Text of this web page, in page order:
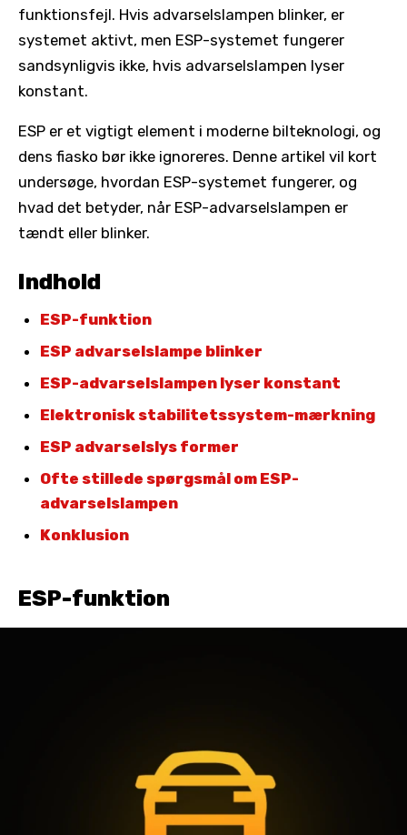
funktionsfejl. Hvis advarselslampen blinker, er
systemet aktivt, men ESP-systemet fungerer
sandsynligvis ikke, hvis advarselslampen lyser
konstant.
ESP er et vigtigt element i moderne bilteknologi, og
dens fiasko bør ikke ignoreres. Denne artikel vil kort
undersøge, hvordan ESP-systemet fungerer, og
hvad det betyder, når ESP-advarselslampen er
tændt eller blinker.
Indhold
ESP-funktion
ESP advarselslampe blinker
ESP-advarselslampen lyser konstant
Elektronisk stabilitetssystem-mærkning
ESP advarselslys former
Ofte stillede spørgsmål om ESP-
advarselslampen
Konklusion
ESP-funktion